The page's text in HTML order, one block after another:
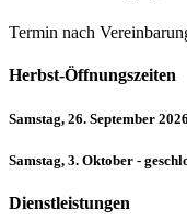
Termin nach
Herbst-Öffnungszeiten
Samstag, 26. September
Samstag, 3. Oktober -
Dienstleistungen